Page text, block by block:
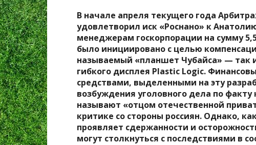
В начале апреля текущего года
удовлетворил иск «Роснано» к
менеджерам госкорпорации на сумму
было инициировано с целью
называемый «планшет Чубайса» — так
гибкого дисплея Plastic Logic.
средствами, выделенными на эту
возбуждения уголовного дела по факту
называют «отцом отечественной
критике со стороны россиян. Однако,
проявляет сдержанности и
могут столкнуться с последствиями в